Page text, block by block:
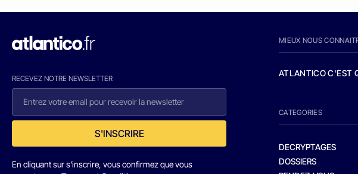
RECEVEZ NOTRE NEWSLETTER
S'INSCRIRE
En cliquant sur s'inscrire, vous confirmez que vous
MIEUX NOUS
ATLANTICO C'EST
CATEGORIES
DECRYPTAGES
DOSSIERS